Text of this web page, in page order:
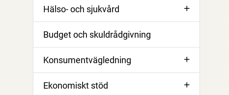
Hälso- och sjukvård
Budget och skuldrådgivning
Konsumentvägledning
Ekonomiskt stöd